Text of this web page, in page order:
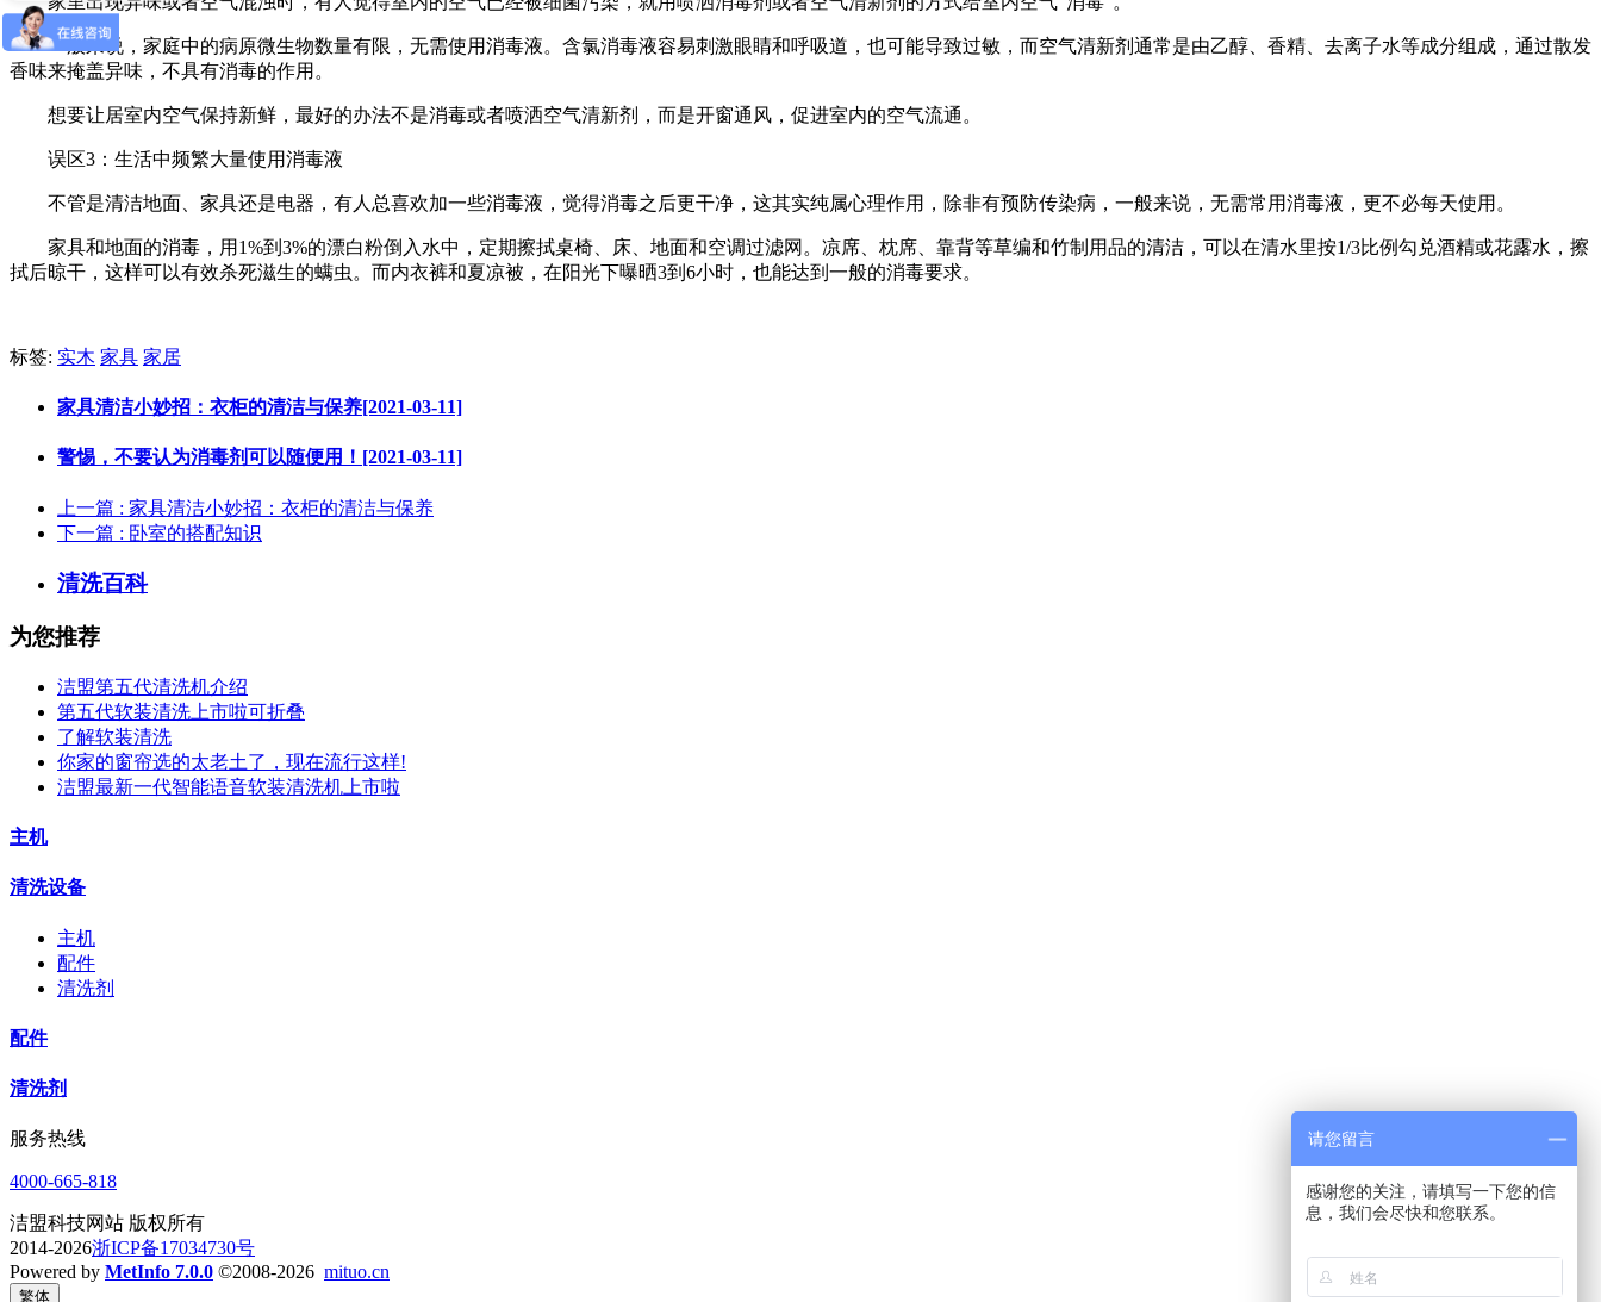
一般来说，家庭中的病原微生物数量有限，无需使用消毒液。含氯消毒液容易刺激眼睛和呼吸道，也可能导致过敏，而空气清新剂通常是由乙醇、香精、去离子水等成分组成，通过散发
香味来掩盖异味，不具有消毒的作用。
想要让居室内空气保持新鲜，最好的办法不是消毒或者喷洒空气清新剂，而是开窗通风，促进室内的空气流通。
误区3：生活中频繁大量使用消毒液
不管是清洁地面、家具还是电器，有人总喜欢加一些消毒液，觉得消毒之后更干净，这其实纯属心理作用，除非有预防传染病，一般来说，无需常用消毒液，更不必每天使用。
家具和地面的消毒，用1%到3%的漂白粉倒入水中，定期擦拭桌椅、床、地面和空调过滤网。凉席、枕席、靠背等草编和竹制用品的清洁，可以在清水里按1/3比例勾兑酒精或花露水，擦
拭后晾干，这样可以有效杀死滋生的螨虫。而内衣裤和夏凉被，在阳光下曝晒3到6小时，也能达到一般的消毒要求。
标签: 实木 家具 家居
家具清洁小妙招：衣柜的清洁与保养[2021-03-11]
警惕，不要认为消毒剂可以随便用！[2021-03-11]
上一篇 : 家具清洁小妙招：衣柜的清洁与保养
下一篇 : 卧室的搭配知识
清洗百科
为您推荐
洁盟第五代清洗机介绍
第五代软装清洗上市啦可折叠
了解软装清洗
你家的窗帘选的太老土了，现在流行这样!
洁盟最新一代智能语音软装清洗机上市啦
主机
清洗设备
主机
配件
清洗剂
配件
清洗剂
服务热线
4000-665-818
洁盟科技网站 版权所有
2014-2026浙ICP备17034730号
Powered by MetInfo 7.0.0 ©2008-2026 mituo.cn
繁体
请您留言
感谢您的关注，请填写一下您的信
息，我们会尽快和您联系。